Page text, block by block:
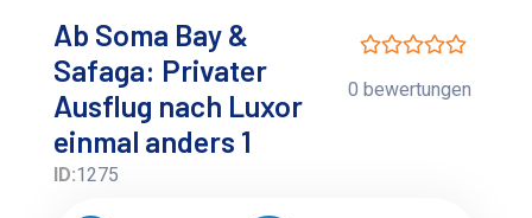
Ab Soma Bay &
Safaga: Privater
Ausflug nach Luxor
einmal anders 1
ID:1275
0 bewertungen